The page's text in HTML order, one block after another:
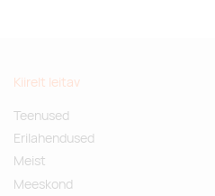
Kiirelt leitav
Teenused
Erilahendused
Meist
Meeskond